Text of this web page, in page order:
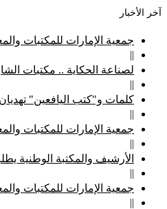
آخر الأخبار
جمعية الإمارات للمكتبات
||
لصناعة الحكاية .. مكتبات
||
كلمات و"كتب اليافعين" تهديان 350 كتاباً لأطفال "الإمارات الإنسانية"
||
جمعية الإمارات للمكتبات
||
الأرشيف والمكتبة الوطنية
||
جمعية الإمارات للمكتبات
||